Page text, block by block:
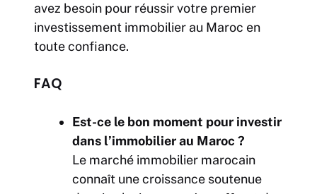
avez besoin pour réussir votre premier
investissement immobilier au Maroc en
toute confiance.
FAQ
Est-ce le bon moment pour investir
dans l’immobilier au Maroc ?
Le marché immobilier marocain
connaît une croissance soutenue